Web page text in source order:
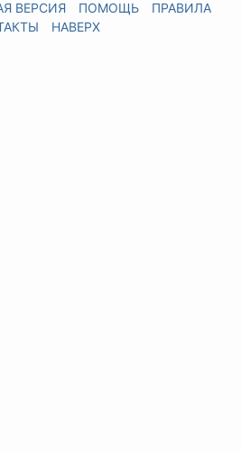
ВЕРСИЯ ПОМОЩЬ
ПРАВИЛА
НАВЕРХ